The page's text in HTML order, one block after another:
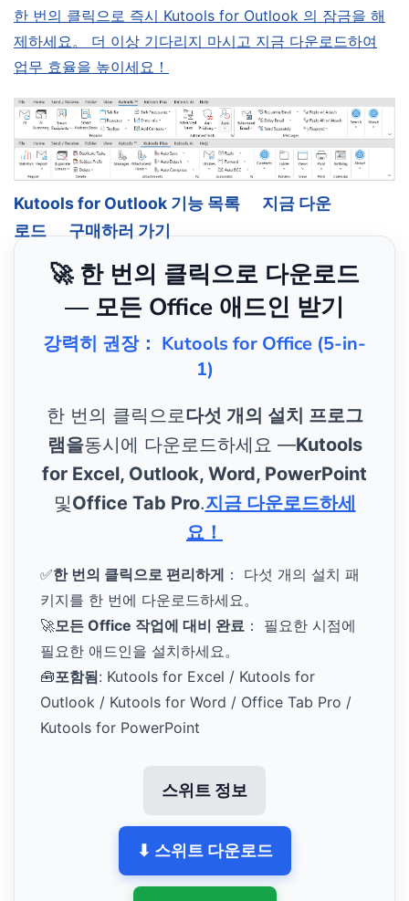
한 번의 클릭으로 즉시 Kutools for Outlook 의 잠금을 해
제하세요。 더 이상 기다리지 마시고 지금 다운로드하여
업무 효율을 높이세요！
Kutools for Outlook 기능 목록
지금 다운
로드
구매하러 가기
🚀 한 번의 클릭으로 다운로드
— 모든 Office 애드인 받기
강력히 권장： Kutools for Office (5-in-
1)
한 번의 클릭으로다섯 개의 설치 프로그
램을동시에 다운로드하세요 —Kutools
for Excel, Outlook, Word, PowerPoint
및Office Tab Pro.지금 다운로드하세
요！
✅한 번의 클릭으로 편리하게 ： 다섯 개의 설치 패
키지를 한 번에 다운로드하세요。
🚀모든 Office 작업에 대비 완료 ： 필요한 시점에
필요한 애드인을 설치하세요。
🧰포함됨: Kutools for Excel / Kutools for
Outlook / Kutools for Word / Office Tab Pro /
Kutools for PowerPoint
스위트 정보
⬇ 스위트 다운로드